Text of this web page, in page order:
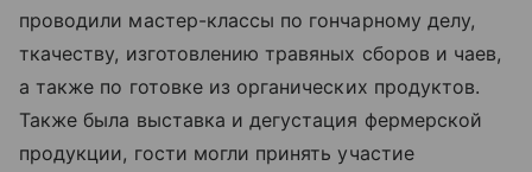
проводили мастер-классы по гончарному делу,
ткачеству, изготовлению травяных сборов и чаев,
а также по готовке из органических продуктов.
Также была выставка и дегустация фермерской
продукции, гости могли принять участие